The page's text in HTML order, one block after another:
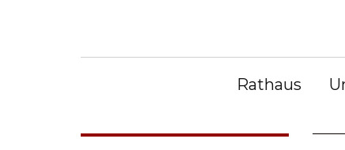
Rathaus
Bürgerservice|Lebenslagen